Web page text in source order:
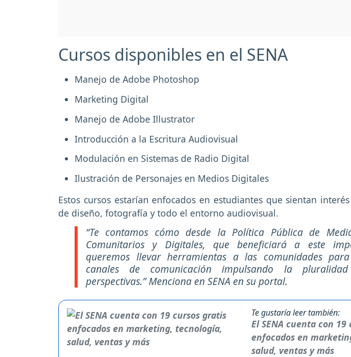
Cursos disponibles en el SENA
Manejo de Adobe Photoshop
Marketing Digital
Manejo de Adobe Illustrator
Introducción a la Escritura Audiovisual
Modulación en Sistemas de Radio Digital
Ilustración de Personajes en Medios Digitales
Estos cursos estarían enfocados en estudiantes que sientan
de diseño, fotografía y todo el entorno audiovisual.
“Te contamos cómo desde la Política Pública de
Comunitarios y Digitales, que beneficiará a este
queremos llevar herramientas a las comunidades
canales de comunicación impulsando la
perspectivas.” Menciona en SENA en su portal.
Te gustaría leer también:
El SENA cuenta con
enfocados en
salud, ventas y más